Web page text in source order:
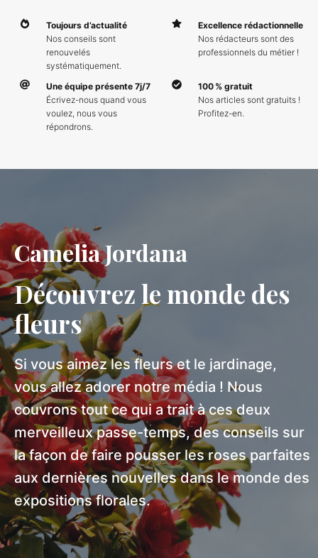
Toujours d’actualité
Nos conseils sont
renouvelés
systématiquement.
Excellence rédactionnelle
Nos rédacteurs sont des
professionnels du métier !
Une équipe présente 7j/7
Écrivez-nous quand vous
voulez, nous vous
répondrons.
100 % gratuit
Nos articles sont gratuits !
Profitez-en.
Camelia Jordana
Découvrez le monde des
fleurs
Si vous aimez les fleurs et le jardinage,
vous allez adorer notre média ! Nous
couvrons tout ce qui a trait à ces deux
merveilleux passe-temps, des conseils sur
la façon de faire pousser les roses parfaites
aux dernières nouvelles dans le monde des
expositions florales.